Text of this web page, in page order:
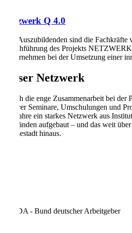
Netzwerk Q 4.0
Ihre Auszubildenden sind die
Durchführung des Projekts
Unternehmen bei der Umsetzung einer
Unser Netzwerk
Durch die enge Zusammenarbeit bei der
unserer Seminare, Umschulungen und
der Jahre ein starkes Netzwerk aus
Verbänden aufgebaut – und das weit
Hansestadt hinaus.